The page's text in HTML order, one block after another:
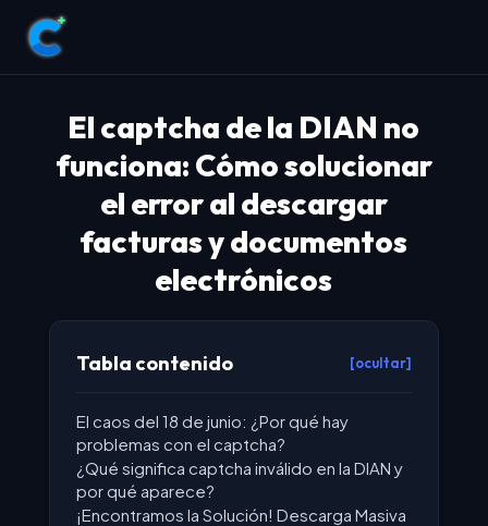
El captcha de la DIAN no
funciona: Cómo solucionar
el error al descargar
facturas y documentos
electrónicos
Tabla contenido [ocultar]
El caos del 18 de junio: ¿Por qué hay
problemas con el captcha?
¿Qué significa captcha inválido en la DIAN y
por qué aparece?
¡Encontramos la Solución! Descarga Masiva